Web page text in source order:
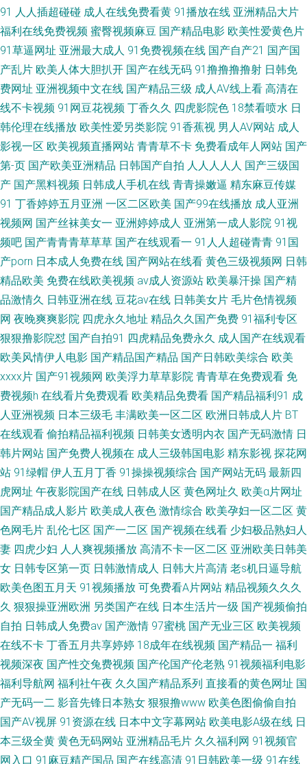
91网站 96视频 91丝袜在线 写真片福利导航69 深夜福利在线看 视频在线免
费观看网址 日韩电影Αν 日韩精品在线观看视频 青青草伊人色色 久久精品人
人乐在线 国产亚洲欧美第页 成人国产免费观看 超碰人人婷婷 av字幕在线观
射网站 九一探花在线看 好看的中文字幕熟女 国产精品14 隔壁的邻居 国产精
品色网 国产91精品第一页 超碰一区 97超碰人人网 www人人操 伊人芭蕉 日
本不卡二区 人人草人人草 欧美色色22 撸av亚洲 久婷婷久久婷久791 九九操
B网 黄色91仓库 福利视频午夜 91夜夜撸 91九色蝌蚪人妻 91网在线看 中文
av最新地址 日本人妻一区二区三区 黄色图片 99福利视频导航 午夜在线影院
午夜免费 欧美操一区二 黑丝巨乳91 午夜福利视频网站 青娱乐AV 豆花91视
频 三级黄色性爱 国产精品五月 91传媒诱惑完整版 91白虎在线 97人人操超
碰 亚洲国产在线观看 深夜福利91瓜 欧美伦理在线 丝袜阁av 欧美免费观看
九九久久 国产精品夜夜 ts人妖视频观看 天天日天天搞 人人色成人 欧美啪啪
一区 国产浮力影院 影视大片大全 婷婷欧美一区二区 日本高清网址 人人妻人
人干人人操 密桃影院 久久久久久国产 豆花91 国产福利第一视频导航 99艹逼
日韩精品一区二 欧美人性交 成人视频免费在线观看 97人妻人人操人人爽 国
伦精品 国产理论 91传媒在线观看免费 无码高清人妻射 色伊人av 日韩a级激
情在线 在线播放极品少妇网站 逼ssswww 韩美三级网址 国产自在线拍 第一
导航福利在线 超碰大香蕉在线人妻 在线国产www视频 欧美在线观看视频 国
产www 欧美独立一二三 麻逗91 人人性人人爱 亚洲超碰avv 在线资源AV 操碰
91 人人插超碰碰 成人在线免费看黄 91播放在线 亚洲精品大片
福利在线免费视频 蜜臀视频麻豆 国产精品电影 欧美性爱黄色片
91草逼网址 亚洲最大成人 91免费视频在线 国产自产21 国产国
产乱片 欧美人体大胆扒开 国产在线无码 91撸撸撸撸射 日韩免
费网址 亚洲视频中文在线 国产精品三级 成人AV线上看 高清在
线不卡视频 91网豆花视频 丁香久久 四虎影院色 18禁看喷水 日
韩伦理在线播放 欧美性爱另类影院 91香蕉视 男人AV网站 成人
影视一区 欧美视频直播网站 青青草不卡 免费看成年人网站 国产
第-页 国产欧美亚洲精品 日韩国产自拍 人人人人人 国产三级国
产 国产黑料视频 日韩成人手机在线 青青操嫩逼 精东麻豆传媒
91 丁香婷婷五月亚洲 一区二区欧美 国产99在线播放 成人亚洲
视频网 国产丝袜美女一 亚洲婷婷成人 亚洲第一成人影院 91视
频吧 国产青青青草草草 国产在线观看一 91人人超碰青青 91国
产porn 日本成人免费在线 国产网站在线看 黄色三级视频网 日韩
精品欧美 免费在线欧美视频 av成人资源站 欧美暴汗操 国产精
品激情久 日韩亚洲在线 豆花av在线 日韩美女片 毛片色情视频
网 夜晚爽爽影院 四虎永久地址 精品久久国产免费 91福利专区
狠狠撸影院怼 国产自拍91 四虎精品免费永久 成人国产在线观看
欧美风情伊人电影 国产精品国产精品 国产日韩欧美综合 欧美
xxxx片 国产91视频网 欧美浮力草草影院 青青草在免费观看 免
费视频h 在线看片免费观看 欧美精品免费看 国产精品福利91 成
人亚洲视频 日本三级毛 丰满欧美一区二区 欧洲日韩成人片 BT
在线观看 偷拍精品福利视频 日韩美女透明内衣 国产无码激情 日
韩片网站 国产免费人视频在 成人三级韩国电影 精东影视 探花网
站 91绿帽 伊人五月丁香 91操操视频综合 国产网站无码 最新四
虎网址 午夜影院国产在线 日韩成人区 黄色网址久 欧美α片网址
国产精品成人影片 欧美成人夜色 激情综合 欧美孕妇一区二区 黄
色网毛片 乱伦七区 国产一二区 国产视频在线看 少妇极品熟妇人
妻 四虎少妇 人人爽视频播放 高清不卡一区二区 亚洲欧美日韩美
女 日韩专区第一页 日韩激情成人 日韩大片高清 老s机日逼导航
欧美色图五月天 91视频播放 可免费看A片网站 精品视频久久久
久 狠狠操亚洲欧洲 另类国产在线 日本生活片一级 国产视频偷拍
自拍 日韩成人免费av 国产激情 97蜜桃 国产无业三区 欧美视频
在线不卡 丁香五月共享婷婷 18成年在线视频 国产精品一 福利
视频深夜 国产性交兔费视频 国产伦国产伦老熟 91视频福利电影
福利导航网 福利社午夜 久久国产精品系列 直接看的黄色网址 国
产无码一二 影音先锋日本熟女 狠狠撸www 欧美色图偷偷自拍
国产AV视屏 91资源在线 日本中文字幕网站 欧美电影A级在线 日
本三级全黄 黄色无码网站 亚洲精品毛片 久久福利网 91视频官
网入口 91麻豆精产国品 国产在线高清 91日韩欧美一级 91在线